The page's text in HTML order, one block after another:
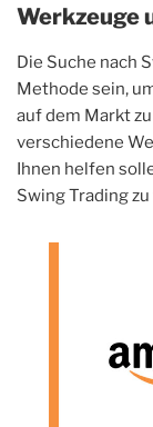
Werkzeuge
Die Suche nach
Methode sein,
auf dem Markt
verschiedene
Ihnen helfen
Swing Trading